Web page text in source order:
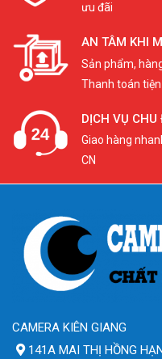
ưu đãi
AN TÂM KHI
Sản phẩm,
Thanh toán tiện
DỊCH VỤ CHU
Giao hàng
CN
CAMERA KIÊN GIANG
141A MAI THỊ HỒNG